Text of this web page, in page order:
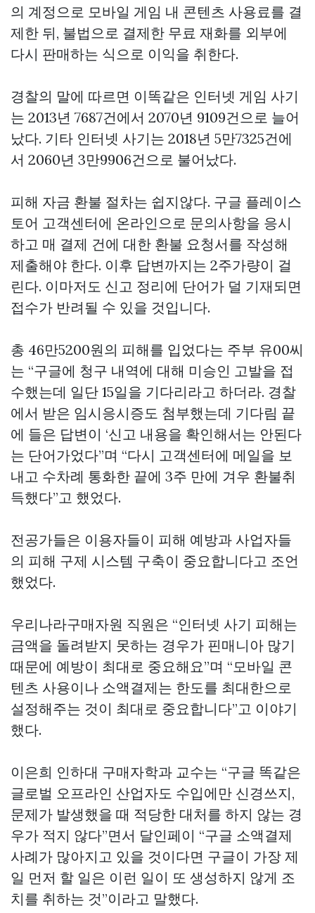
의 계정으로 모바일 게임 내 콘텐츠 사용료를 결
제한 뒤, 불법으로 결제한 무료 재화를 외부에
다시 판매하는 식으로 이익을 취한다.
경찰의 말에 따르면 이똑같은 인터넷 게임 사기
는 2013년 7687건에서 2070년 9109건으로 늘어
났다. 기타 인터넷 사기는 2018년 5만7325건에
서 2060년 3만9906건으로 불어났다.
피해 자금 환불 절차는 쉽지않다. 구글 플레이스
토어 고객센터에 온라인으로 문의사항을 응시
하고 매 결제 건에 대한 환불 요청서를 작성해
제출해야 한다. 이후 답변까지는 2주가량이 걸
린다. 이마저도 신고 정리에 단어가 덜 기재되면
접수가 반려될 수 있을 것입니다.
총 46만5200원의 피해를 입었다는 주부 유00씨
는 “구글에 청구 내역에 대해 미승인 고발을 접
수했는데 일단 15일을 기다리라고 하더라. 경찰
에서 받은 임시응시증도 첨부했는데 기다림 끝
에 들은 답변이 ‘신고 내용을 확인해서는 안된다
는 단어가었다”며 “다시 고객센터에 메일을 보
내고 수차례 통화한 끝에 3주 만에 겨우 환불취
득했다”고 했었다.
전공가들은 이용자들이 피해 예방과 사업자들
의 피해 구제 시스템 구축이 중요합니다고 조언
했었다.
우리나라구매자원 직원은 “인터넷 사기 피해는
금액을 돌려받지 못하는 경우가 핀매니아 많기
때문에 예방이 최대로 중요해요”며 “모바일 콘
텐츠 사용이나 소액결제는 한도를 최대한으로
설정해주는 것이 최대로 중요합니다”고 이야기
했다.
이은희 인하대 구매자학과 교수는 “구글 똑같은
글로벌 오프라인 산업자도 수입에만 신경쓰지,
문제가 발생했을 때 적당한 대처를 하지 않는 경
우가 적지 않다”면서 달인페이 “구글 소액결제
사례가 많아지고 있을 것이다면 구글이 가장 제
일 먼저 할 일은 이런 일이 또 생성하지 않게 조
치를 취하는 것”이라고 말했다.